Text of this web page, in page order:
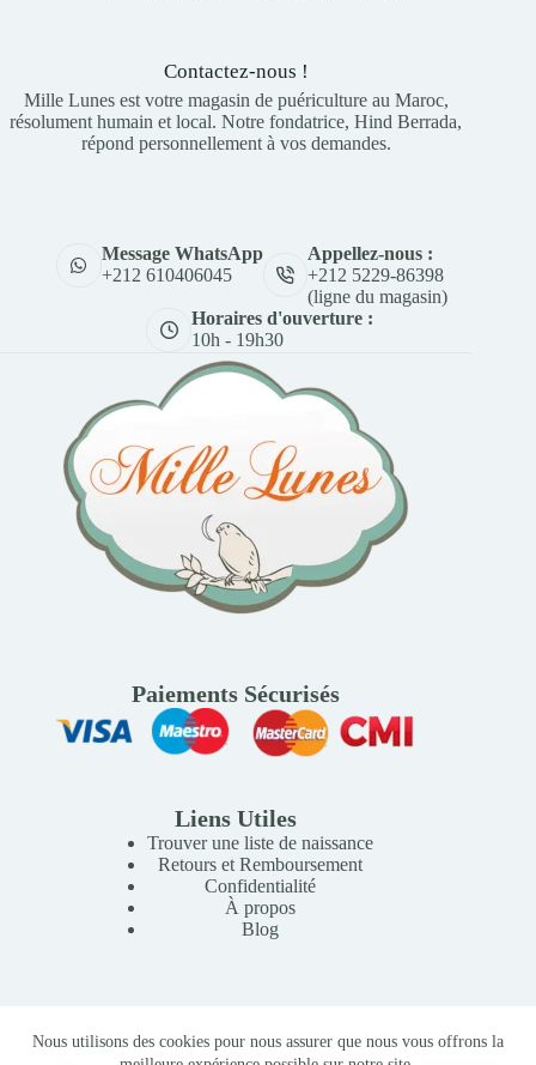
Nous utilisons des cookies pour nous assurer que nous vous offrons la
Contactez-nous !
Mille Lunes est votre magasin de puériculture au Maroc,
résolument humain et local. Notre fondatrice, Hind Berrada,
répond personnellement à vos demandes.
Message WhatsApp
+212 610406045
Appellez-nous :
+212 5229-86398
(ligne du magasin)
Horaires d'ouverture :
10h - 19h30
Paiements Sécurisés
Liens Utiles
Trouver une liste de naissance
Retours et Remboursement
Confidentialité
À propos
Blog
Copyright © 2026 Mille Lunes - Création du site :
Baptiste
-Conditions Générales de Vente